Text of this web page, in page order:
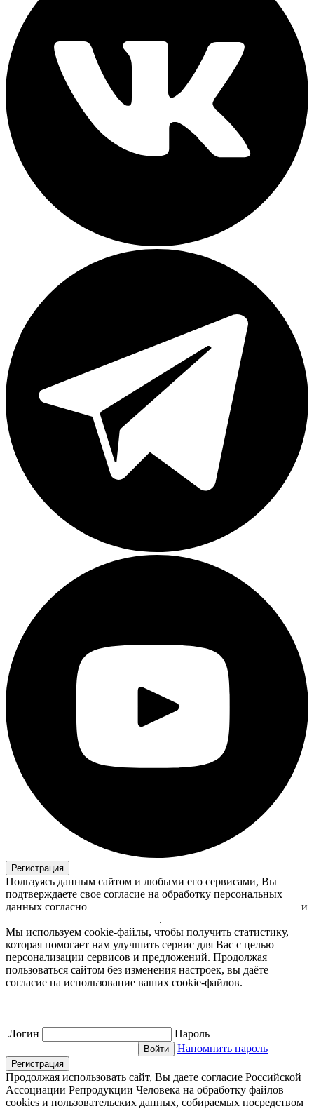
Регистрация
Пользуясь данным сайтом и любыми его сервисами, Вы
подтверждаете свое согласие на обработку персональных
данных согласно
и
.
Мы используем cookie-файлы, чтобы получить статистику,
которая помогает нам улучшить сервис для Вас с целью
персонализации сервисов и предложений. Продолжая
пользоваться сайтом без изменения настроек, вы даёте
согласие на использование ваших cookie-файлов.
Логин Пароль
Войти Напомнить пароль
Регистрация
Продолжая использовать сайт, Вы даете согласие Российской
Ассоциации Репродукции Человека на обработку файлов
cookies и пользовательских данных, собираемых посредством